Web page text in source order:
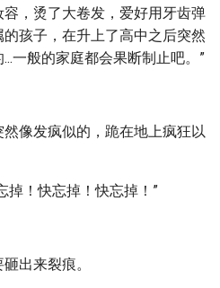
，烫了大卷发，爱好用牙齿弹
孩子，在升上了高中之后突然
一般的家庭都会果断制止吧。”
像发疯似的，跪在地上疯狂以
掉！快忘掉！快忘掉！”
出来裂痕。